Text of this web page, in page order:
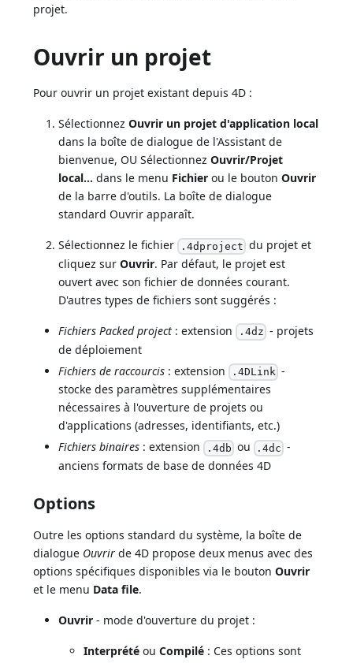
projet.
Ouvrir un projet
Pour ouvrir un projet existant depuis 4D :
SélectionnezOuvrir un projet d'application local
dans la boîte de dialogue de l'Assistant de
bienvenue, OU SélectionnezOuvrir/Projet
local... dans le menu Fichier ou le boutonOuvrir
de la barre d'outils. La boîte de dialogue
standard Ouvrir apparaît.
Sélectionnez le fichier .4dproject du projet et
cliquez surOuvrir. Par défaut, le projet est
ouvert avec son fichier de données courant.
D'autres types de fichiers sont suggérés :
Fichiers Packed project : extension .4dz - projets
de déploiement
Fichiers de raccourcis : extension .4DLink -
stocke des paramètres supplémentaires
nécessaires à l'ouverture de projets ou
d'applications (adresses, identifiants, etc.)
Fichiers binaires : extension .4db ou .4dc -
anciens formats de base de données 4D
Options
Outre les options standard du système, la boîte de
dialogue Ouvrir de 4D propose deux menus avec des
options spécifiques disponibles via le boutonOuvrir
et le menu Data file.
Ouvrir - mode d'ouverture du projet :
Interprété ouCompilé : Ces options sont